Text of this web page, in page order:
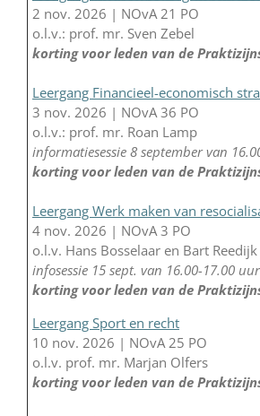
2 nov. 2026 | NOvA 21 PO
o.l.v.: prof. mr. Sven Zebel
korting voor leden van de
Leergang Financieel-economisch
3 nov. 2026 | NOvA 36 PO
o.l.v.: prof. mr. Roan Lamp
informatiesessie 8 september van
korting voor leden van de
Leergang Werk maken van
4 nov. 2026 | NOvA 3 PO
o.l.v. Hans Bosselaar en Bart Reedijk
infosessie 15 sept. van 16.00-17.00 uur
korting voor leden van de
Leergang Sport en recht
10 nov. 2026 | NOvA 25 PO
o.l.v. prof. mr. Marjan Olfers
korting voor leden van de